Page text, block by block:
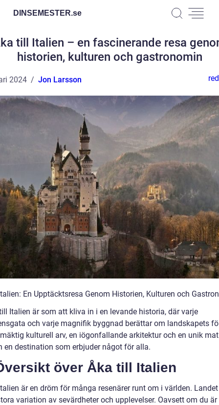
DINSEMESTER.se
till Italien – en fascinerande resa
historien, kulturen och gastronomin
2024 Jon Larsson
En Upptäcktsresa Genom Historien, Kulturen och
Italien är som att kliva in i en levande historia, där varje
och varje magnifik byggnad berättar om landskapets
kulturell arv, en iögonfallande arkitektur och en unik
en destination som erbjuder något för alla.
över Åka till Italien
är en dröm för många resenärer runt om i världen.
variation av sevärdheter och upplevelser. Oavsett om du är